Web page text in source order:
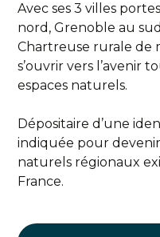
Avec ses 3 villes
nord, Grenoble au
Chartreuse rurale de
s’ouvrir vers l’avenir
espaces naturels.
Dépositaire d’une
indiquée pour devenir
naturels régionaux
France.